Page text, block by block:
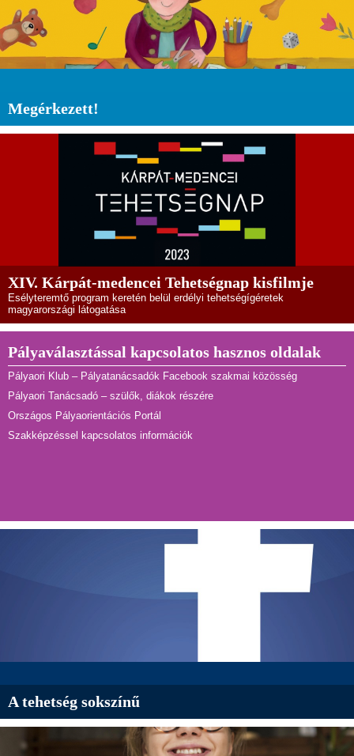
Megérkezett!
XIV. Kárpát-medencei Tehetségnap kisfilmje
Esélyteremtő program keretén belül erdélyi tehetségígéretek
magyarországi látogatása
Pályaválasztással kapcsolatos hasznos oldalak
Pályaori Klub – Pályatanácsadók Facebook szakmai közösség
Pályaori Tanácsadó – szülők, diákok részére
Országos Pályaorientációs Portál
Szakképzéssel kapcsolatos információk
A tehetség sokszínű